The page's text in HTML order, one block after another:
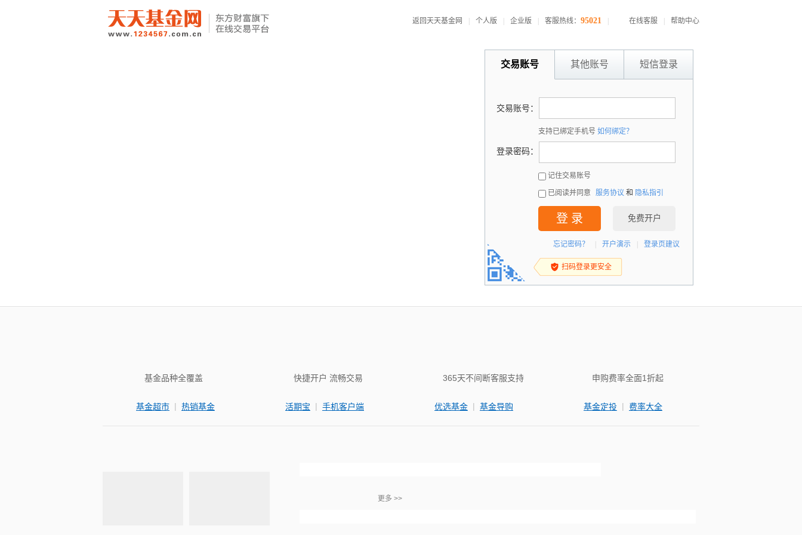
返回天天基金网 个人版 企业版 客服热线： 95021 在线客服 帮助中心
交易账号 其他账号 短信登录
交易账号：
支持已绑定手机号 如何绑定？
登录密码：
记住交易账号
已阅读并同意 服务协议 和 隐私指引
登 录 免费开户
忘记密码？ 开户演示 登录页建议
扫码登录更安全
基金品种全覆盖
基金超市 | 热销基金
快捷开户 流畅交易
活期宝 | 手机客户端
365天不间断客服支持
优选基金 | 基金导购
申购费率全面1折起
基金定投 | 费率大全
更多 >>